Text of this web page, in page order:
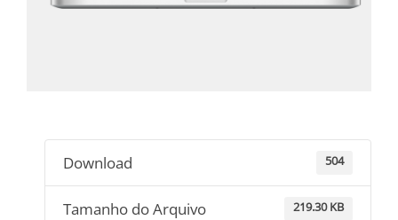
Download 504
Tamanho do Arquivo 219.30 KB